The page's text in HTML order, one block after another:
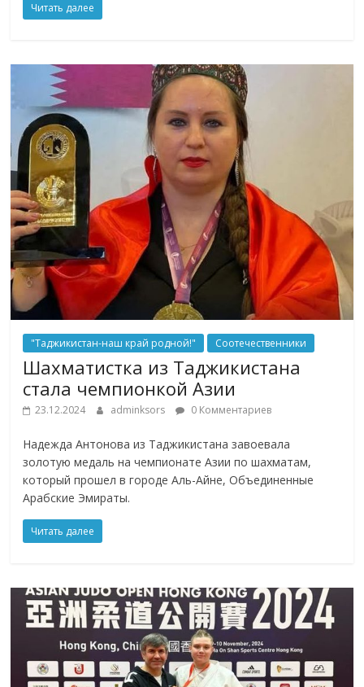
Читать далее
"Таджикистан-наш край родной!" Соотечественники
Шахматистка из Таджикистана
стала чемпионкой Азии
23.12.2024 adminksors 0 Комментариев
Надежда Антонова из Таджикистана завоевала
золотую медаль на чемпионате Азии по шахматам,
который прошел в городе Аль-Айне, Объединенные
Арабские Эмираты.
Читать далее